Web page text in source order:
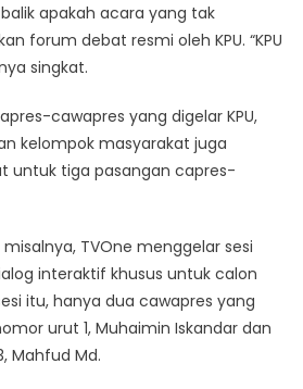
apakah acara yang tak
forum debat resmi oleh KPU. “KPU
singkat.
cawapres yang digelar KPU,
kelompok masyarakat juga
untuk tiga pasangan capres-
TVOne menggelar sesi
interaktif khusus untuk calon
itu, hanya dua cawapres yang
urut 1, Muhaimin Iskandar dan
Mahfud Md.